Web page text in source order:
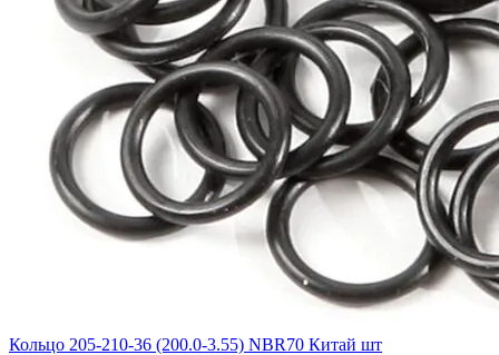
Кольцо 205-210-36 (200.0-3.55) NBR70 Китай шт